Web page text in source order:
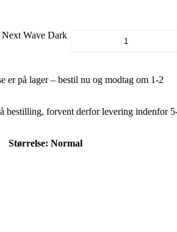
Wave Dark
er på lager – bestil nu og modtag om 1-2
bestilling, forvent derfor levering indenfor
Størrelse: Normal